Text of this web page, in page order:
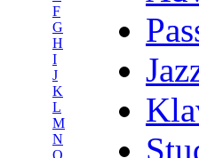
F
G
H
I
J
K
L
M
N
O